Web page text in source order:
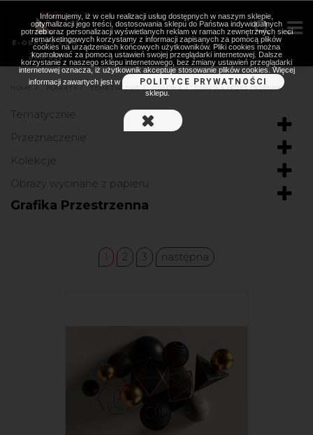
PLAKATY > TEMATYCZNIE GRAFIKA PRZESTRZENNA
Tematycznie
Przeznaczenie
Kolekcje
Obrazy wycinane z papieru
Grafika Przestrzenna
1 2 3 następna
Informujemy, iż w celu realizacji usług dostępnych w naszym sklepie,
optymalizacji jego treści, dostosowania sklepu do Państwa indywidualnych
potrzeb oraz personalizacji wyświetlanych reklam w ramach zewnętrznych sieci
remarketingowych korzystamy z informacji zapisanych za pomocą plików
cookies na urządzeniach końcowych użytkowników. Pliki cookies można
kontrolować za pomocą ustawień swojej przeglądarki internetowej. Dalsze
korzystanie z naszego sklepu internetowego, bez zmiany ustawień przeglądarki
internetowej oznacza, iż użytkownik akceptuje stosowanie plików cookies. Więcej
informacji zawartych jest w
POLITYCE PRYWATNOŚCI
sklepu.